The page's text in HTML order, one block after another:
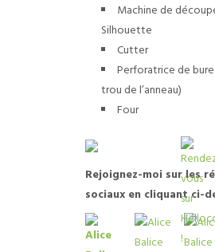
Machine de
Silhouette
Cutter
Perforatrice de
trou de l’anneau)
Four
Rejoignez-moi sur les
sociaux en cliquant ci-